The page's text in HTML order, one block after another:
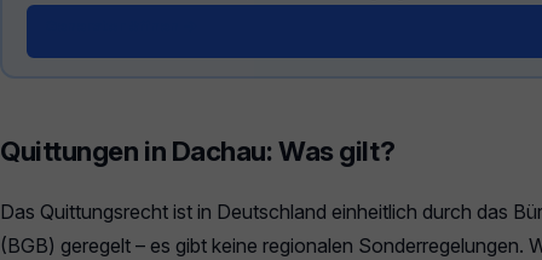
Quittungen in Dachau: Was gilt?
Das Quittungsrecht ist in Deutschland einheitlich durch das
(BGB) geregelt – es gibt keine regionalen Sonderregelungen.